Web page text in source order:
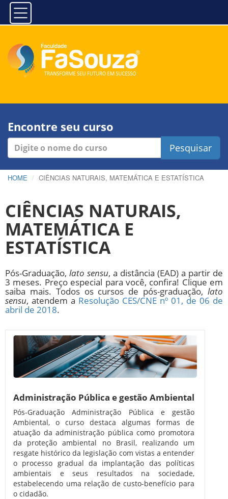
Encontre seu curso
Pesquisar
HOME CIÊNCIAS NATURAIS, MATEMÁTICA E ESTATÍSTICA
CIÊNCIAS NATURAIS,
MATEMÁTICA E
ESTATÍSTICA
Pós-Graduação, lato sensu, a distância (EAD) a partir de
3 meses. Preço especial para você, confira! Clique em
saiba mais. Todos os cursos de pós-graduação, lato
sensu, atendem a Resolução CES/CNE nº 01, de 06 de
abril de 2018.
Administração Pública e gestão Ambiental
Pós-Graduação Administração Pública e gestão
Ambiental, o curso destaca algumas formas de
atuação da administração pública como promotora
da proteção ambiental no Brasil, realizando um
resgate histórico da legislação com vistas a entender
o processo gradual da implantação das políticas
ambientais e seus resultados na sociedade,
estabelecendo uma relação de custo-benefício para
o cidadão.